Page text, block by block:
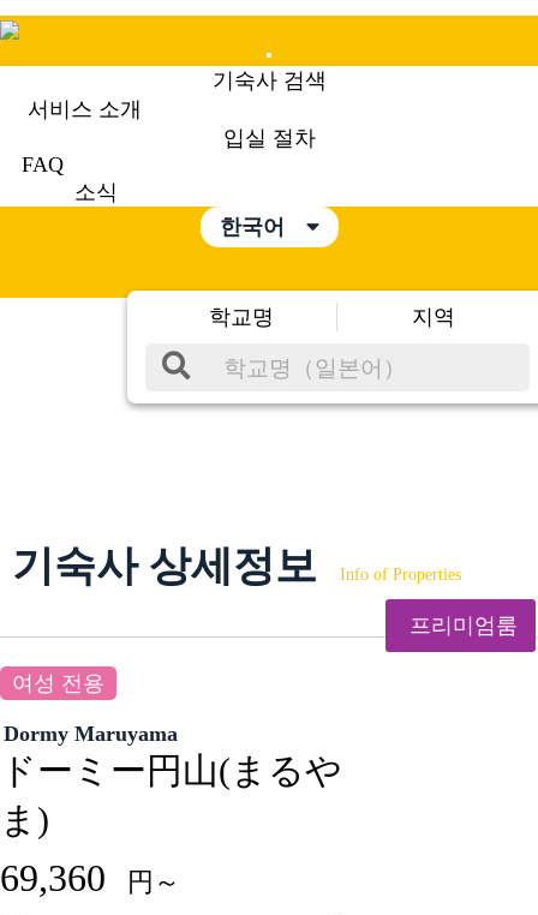
Mobile
Menu
기숙사 검색
서비스 소개
입실 절차
FAQ
소식
한국어
학교명 지역
기숙사 상세정보 Info of Properties
프리미엄룸
여성 전용
Dormy Maruyama
ドーミー円山(まるや
ま)
69,360 円～